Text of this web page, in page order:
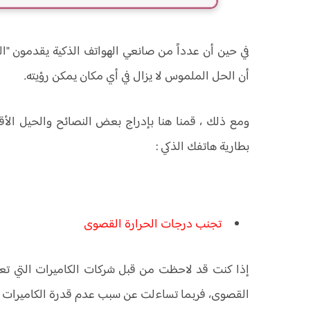
في حين أن عدداً من صانعي الهواتف الذكية يقدمون
أن الحل الملموس لا يزال في أي مكان يمكن رؤيته.
ومع ذلك ، قمنا هنا بإدراج بعض النصائح والحيل
بطارية هاتفك الذكي :
تجنب درجات الحرارة القصوى
إذا كنت قد لاحظت من قبل شركات الكاميرات
القصوى، فربما تساءلت عن سبب عدم قدرة الكاميرات